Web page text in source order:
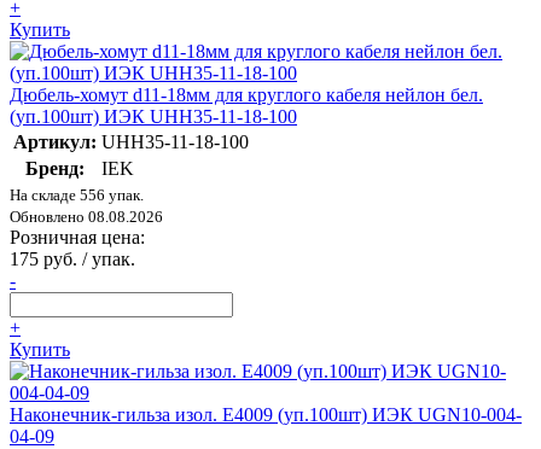
+
Купить
Дюбель-хомут d11-18мм для круглого кабеля нейлон бел.
(уп.100шт) ИЭК UHH35-11-18-100
Артикул: UHH35-11-18-100
Бренд:
IEK
На складе 556 упак.
Обновлено 08.08.2026
Розничная цена:
175 руб. / упак.
-
+
Купить
Наконечник-гильза изол. Е4009 (уп.100шт) ИЭК UGN10-004-
04-09